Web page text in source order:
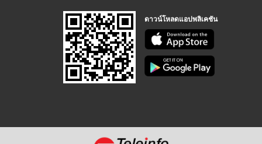
ดาวน์โหลดแอปพลิเคชัน